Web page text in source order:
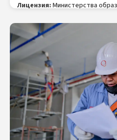
Лицензия: Министерства
Документ:Свидетельство о
присвоением 1 категории и